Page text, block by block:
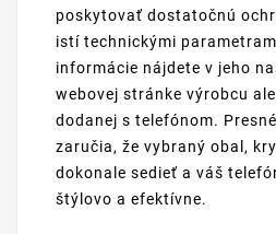
poskytovať dostatočnú
istí technickými
informácie nájdete v jeho
webovej stránke výrobcu
dodanej s telefónom.
zaručia, že vybraný obal,
dokonale sedieť a váš
štýlovo a efektívne.